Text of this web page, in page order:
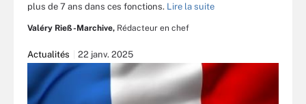
plus de 7 ans dans ces fonctions. Lire la suite
Valéry Rieß-Marchive, Rédacteur en chef
Actualités 22 janv. 2025